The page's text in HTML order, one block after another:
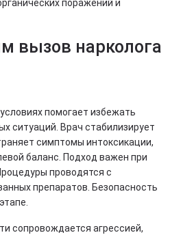
поражений и
вызов нарколога
помогает избежать
ситуаций. Врач стабилизирует
симптомы интоксикации,
баланс. Подход важен при
проводятся с
препаратов. Безопасность
сопровождается агрессией,